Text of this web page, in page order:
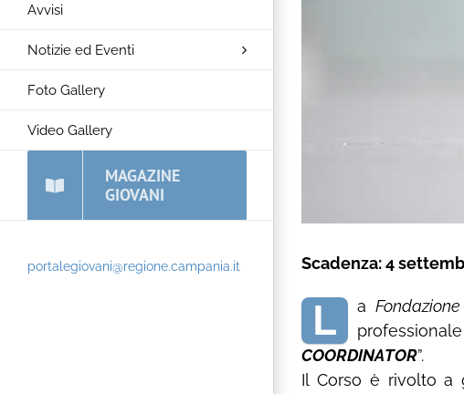
Avvisi
Notizie ed Eventi
Foto Gallery
Video Gallery
MAGAZINE
GIOVANI
portalegiovani@regione.campania.it Scadenza: 4
L a
COORDINATOR”.
Il Corso è rivolto a